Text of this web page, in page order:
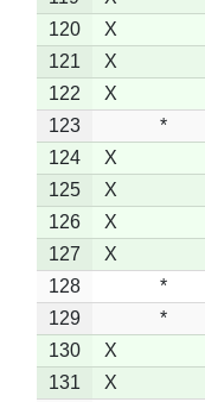
120
X
121
X
122
X
123
*
124
X
125
X
126
X
127
X
128
*
129
*
130
X
131
X